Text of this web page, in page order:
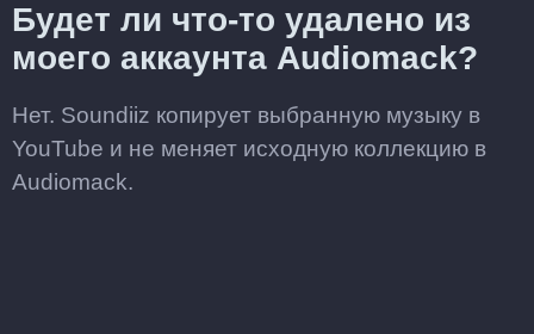
Будет ли что-то удалено из
моего аккаунта Audiomack?
Нет. Soundiiz копирует выбранную музыку в
YouTube и не меняет исходную коллекцию в
Audiomack.